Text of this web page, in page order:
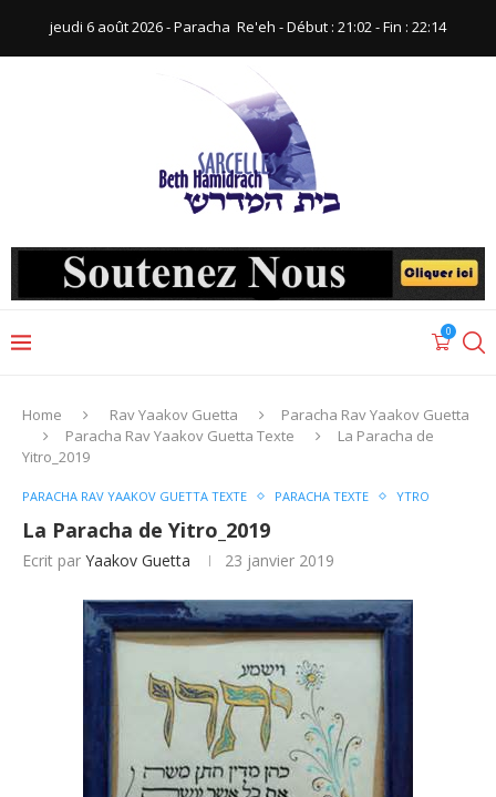
jeudi 6 août 2026 - Paracha ‪ Re'eh‬ - Début : 21:02‬ - Fin : ‪22:14‬
0
Home Rav Yaakov Guetta
Paracha Rav Yaakov Guetta
Paracha Rav Yaakov Guetta Texte
La Paracha de
Yitro_2019
PARACHA RAV YAAKOV GUETTA TEXTE PARACHA TEXTE YTRO
La Paracha de Yitro_2019
Ecrit par Yaakov Guetta 23 janvier 2019